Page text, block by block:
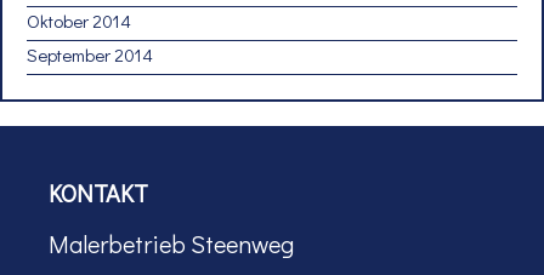
Oktober 2014
September 2014
KONTAKT
Malerbetrieb Steenweg